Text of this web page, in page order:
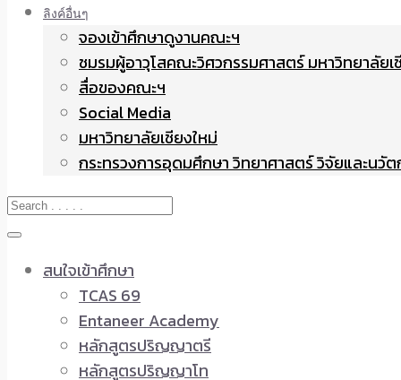
ลิงค์อื่นๆ
จองเข้าศึกษาดูงานคณะฯ
ชมรมผู้อาวุโสคณะวิศวกรรมศาสตร์ มหาวิทยาลัยเ
สื่อของคณะฯ
Social Media
มหาวิทยาลัยเชียงใหม่
กระทรวงการอุดมศึกษา วิทยาศาสตร์ วิจัยและนวั
สนใจเข้าศึกษา
TCAS 69
Entaneer Academy
หลักสูตรปริญญาตรี
หลักสูตรปริญญาโท